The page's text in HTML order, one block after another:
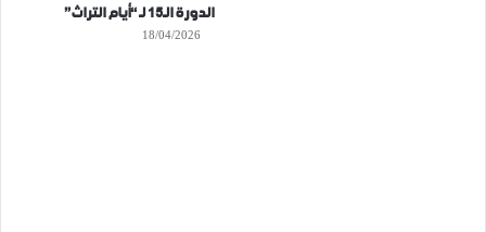
الدورة الـ15 لـ “أيام التراث”
18/04/2026